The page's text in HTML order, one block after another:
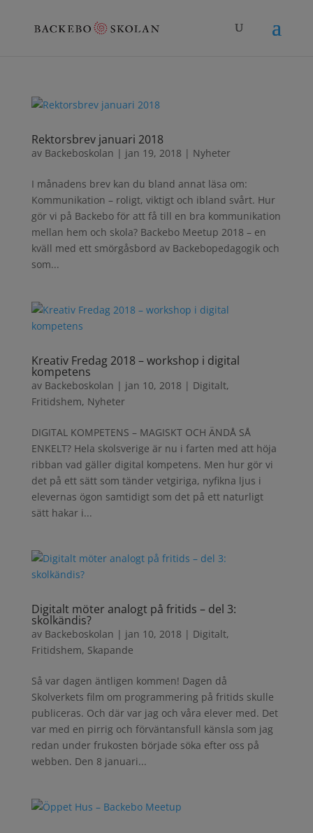
Rektorsbrev januari 2018
av Backeboskolan | jan 19, 2018 | Nyheter
I månadens brev kan du bland annat läsa om:
Kommunikation – roligt, viktigt och ibland svårt. Hur
gör vi på Backebo för att få till en bra kommunikation
mellan hem och skola? Backebo Meetup 2018 – en
kväll med ett smörgåsbord av Backebopedagogik och
som...
Kreativ Fredag 2018 – workshop i digital
kompetens
av Backeboskolan | jan 10, 2018 | Digitalt,
Fritidshem, Nyheter
DIGITAL KOMPETENS – MAGISKT OCH ÄNDÅ SÅ
ENKELT? Hela skolsverige är nu i farten med att höja
ribban vad gäller digital kompetens. Men hur gör vi
det på ett sätt som tänder vetgiriga, nyfikna ljus i
elevernas ögon samtidigt som det på ett naturligt
sätt hakar i...
Digitalt möter analogt på fritids – del 3:
skolkändis?
av Backeboskolan | jan 10, 2018 | Digitalt,
Fritidshem, Skapande
Så var dagen äntligen kommen! Dagen då
Skolverkets film om programmering på fritids skulle
publiceras. Och där var jag och våra elever med. Det
var med en pirrig och förväntansfull känsla som jag
redan under frukosten började söka efter oss på
webben. Den 8 januari...